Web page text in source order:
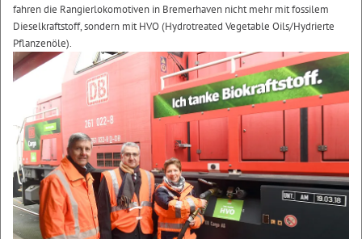
fahren die Rangierlokomotiven in Bremerhaven nicht mehr mit fossilem
Dieselkraftstoff, sondern mit HVO (Hydrotreated Vegetable Oils/Hydrierte
Pflanzenöle).